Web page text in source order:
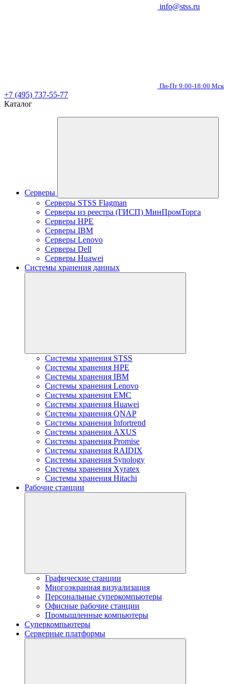
info@stss.ru
Пн-Пт 9:00-18:00 Мск
+7 (495) 737-55-77
Каталог
Серверы
Серверы STSS Flagman
Серверы из реестра (ГИСП) МинПромТорга
Серверы HPE
Серверы IBM
Серверы Lenovo
Серверы Dell
Серверы Huawei
Системы хранения данных
Системы хранения STSS
Системы хранения HPE
Системы хранения IBM
Системы хранения Lenovo
Системы хранения EMC
Системы хранения Huawei
Системы хранения QNAP
Системы хранения Infortrend
Системы хранения AXUS
Системы хранения Promise
Системы хранения RAIDIX
Системы хранения Synology
Системы хранения Xyratex
Системы хранения Hitachi
Рабочие станции
Графические станции
Многоэкранная визуализация
Персональные суперкомпьютеры
Офисные рабочие станции
Промышленные компьютеры
Суперкомпьютеры
Серверные платформы